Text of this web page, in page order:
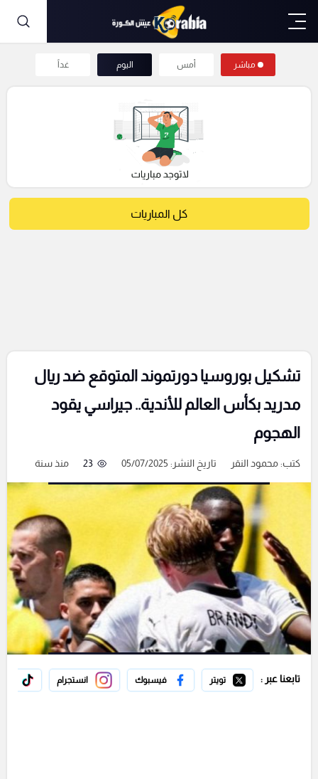
مباشر أمس اليوم غداً
كل المباريات
تشكيل بوروسيا دورتموند المتوقع ضد ريال
مدريد بكأس العالم للأندية.. جيراسي يقود
الهجوم
كتب:محمود النقر تاريخ النشر: 05/07/2025 23 منذ سنة
تابعنا عبر : تويتر فيسبوك انستجرام